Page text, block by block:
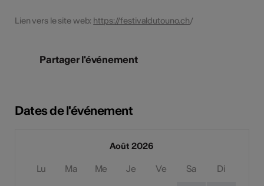
Lien vers le site web: https://festivaldutouno.ch/
Partager l'événement
Dates de l'événement
Août 2026
Lu Ma Me Je Ve Sa Di